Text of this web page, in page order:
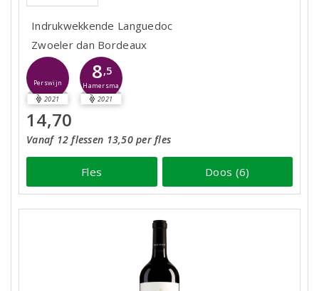
Indrukwekkende Languedoc
Zwoeler dan Bordeaux
Perswijn
2021
8,5
Hamersma
2021
14,70
Vanaf 12 flessen 13,50 per fles
Fles Doos (6)